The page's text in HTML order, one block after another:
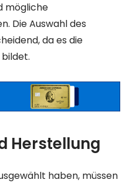
mögliche
Die Auswahl des
da es die
Herstellung
haben, müssen